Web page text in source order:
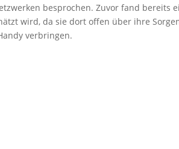
besprochen. Zuvor fand bereits
wird, da sie dort offen über ihre
verbringen.